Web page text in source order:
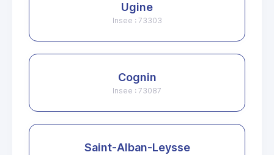
Ugine
Insee : 73303
Cognin
Insee : 73087
Saint-Alban-Leysse